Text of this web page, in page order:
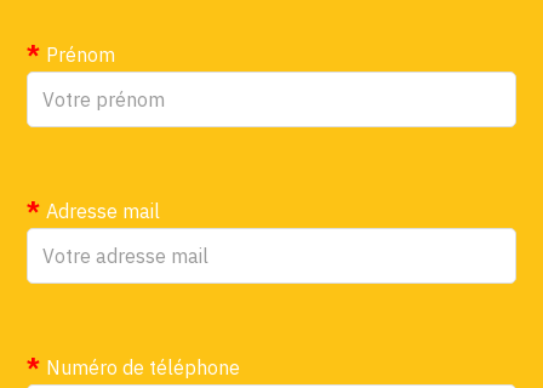
Prénom
Adresse mail
Numéro de téléphone